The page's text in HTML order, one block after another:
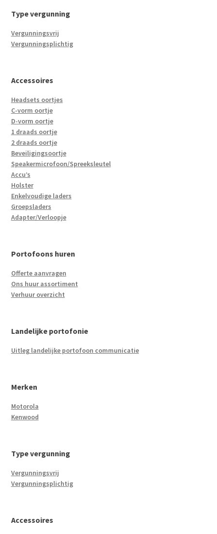
Type vergunning
Vergunningsvrij
Vergunningsplichtig
Accessoires
Headsets oortjes
C-vorm oortje
D-vorm oortje
1 draads oortje
2 draads oortje
Beveiligingsoortje
Speakermicrofoon/Spreeksleutel
Accu’s
Holster
Enkelvoudige laders
Groepsladers
Adapter/Verloopje
Portofoons huren
Offerte aanvragen
Ons huur assortiment
Verhuur overzicht
Landelijke portofonie
Uitleg landelijke portofoon communicatie
Merken
Motorola
Kenwood
Type vergunning
Vergunningsvrij
Vergunningsplichtig
Accessoires